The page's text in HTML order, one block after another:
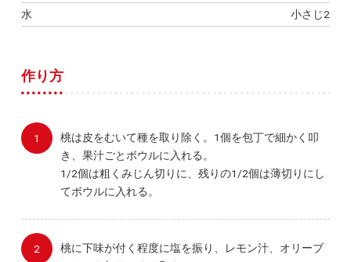
水
小さじ2
作り方
桃は皮をむいて種を取り除く。1個を包丁で細かく叩
き、果汁ごとボウルに入れる。
1/2個は粗くみじん切りに、残りの1/2個は薄切りにし
てボウルに入れる。
桃に下味が付く程度に塩を振り、レモン汁、オリーブ